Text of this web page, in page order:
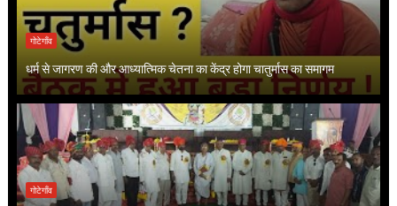
गोटेगाँव
धर्म से जागरण की और आध्यात्मिक चेतना का केंद्र होगा चातुर्मास का समागम
गोटेगाँव